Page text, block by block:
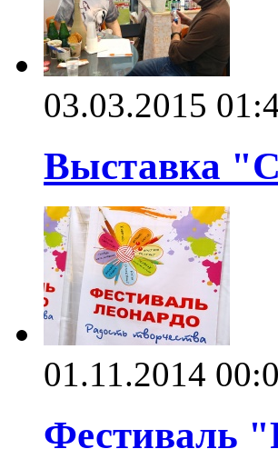
03.03.2015
Выставка
01.11.2014
Фестиваль